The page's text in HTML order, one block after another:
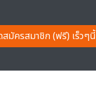
สมัครสมาชิก (ฟรี) เร็วๆนี้